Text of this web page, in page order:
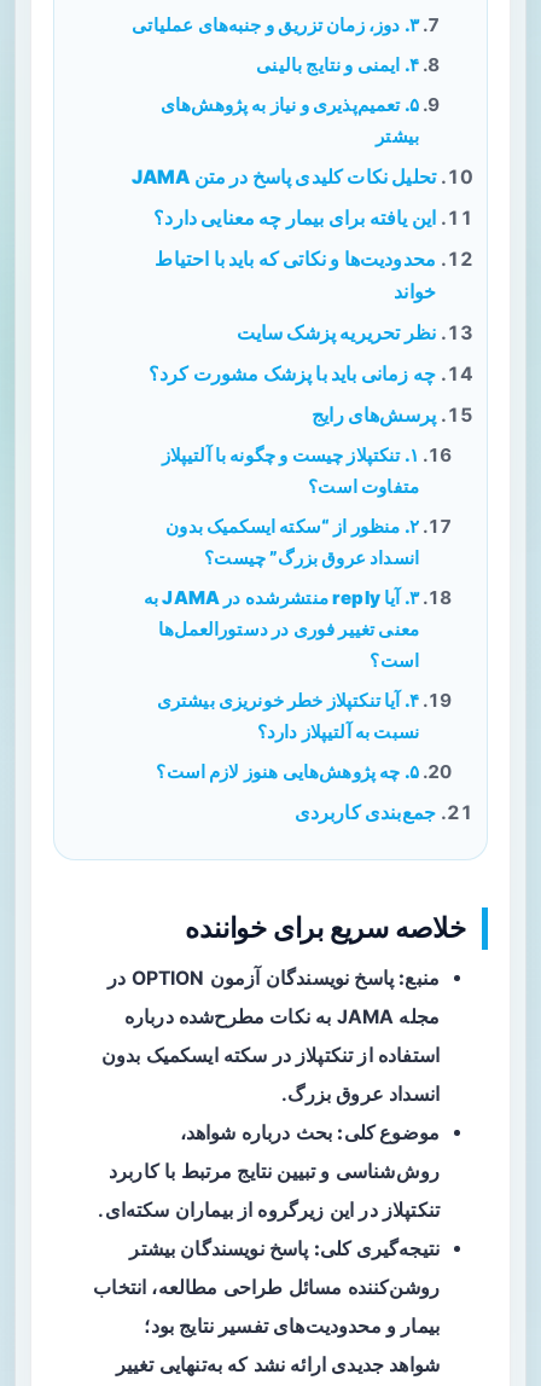
۳. دوز، زمان تزریق و جنبه‌های عملیاتی
۴. ایمنی و نتایج بالینی
۵. تعمیم‌پذیری و نیاز به پژوهش‌های
بیشتر
تحلیل نکات کلیدی پاسخ در متن JAMA
این یافته برای بیمار چه معنایی دارد؟
محدودیت‌ها و نکاتی که باید با احتیاط
خواند
نظر تحریریه پزشک سایت
چه زمانی باید با پزشک مشورت کرد؟
پرسش‌های رایج
۱. تنکتپلاز چیست و چگونه با آلتیپلاز
متفاوت است؟
۲. منظور از “سکته ایسکمیک بدون
انسداد عروق بزرگ” چیست؟
۳. آیا reply منتشرشده در JAMA به
معنی تغییر فوری در دستورالعمل‌ها
است؟
۴. آیا تنکتپلاز خطر خونریزی بیشتری
نسبت به آلتیپلاز دارد؟
۵. چه پژوهش‌هایی هنوز لازم است؟
جمع‌بندی کاربردی
خلاصه سریع برای خواننده
منبع:
پاسخ نویسندگان آزمون OPTION در
مجله JAMA به نکات مطرح‌شده درباره
استفاده از تنکتپلاز در سکته ایسکمیک بدون
انسداد عروق بزرگ.
موضوع کلی: بحث درباره شواهد،
روش‌شناسی و تبیین نتایج مرتبط با کاربرد
تنکتپلاز در این زیرگروه از بیماران سکته‌ای.
نتیجه‌گیری کلی: پاسخ نویسندگان بیشتر
روشن‌کننده مسائل طراحی مطالعه، انتخاب
بیمار و محدودیت‌های تفسیر نتایج بود؛
شواهد جدیدی ارائه نشد که به‌تنهایی تغییر